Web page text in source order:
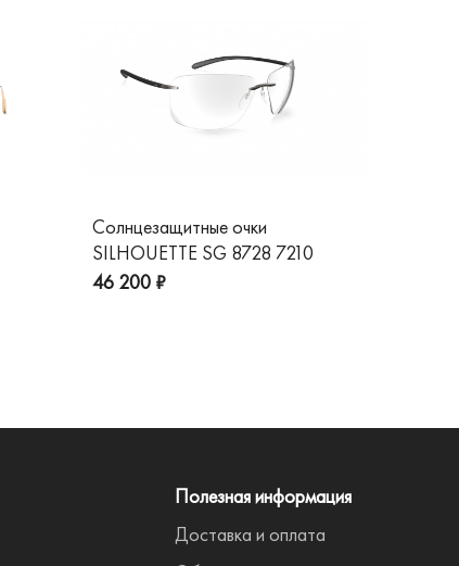
Солнцезащитные очки
SILHOUETTE SG 8728 7210
46 200 ₽
Полезная информация
Доставка и оплата